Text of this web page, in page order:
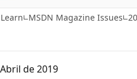
Learn MSDN Magazine Issues
Abril de 2019